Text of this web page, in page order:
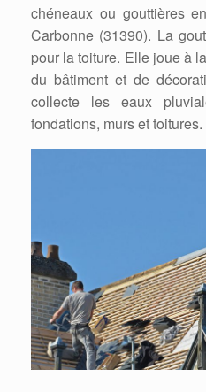
chéneaux ou gouttières
Carbonne (31390). La
pour la toiture. Elle joue à
du bâtiment et de
collecte les eaux
fondations, murs et toitures.